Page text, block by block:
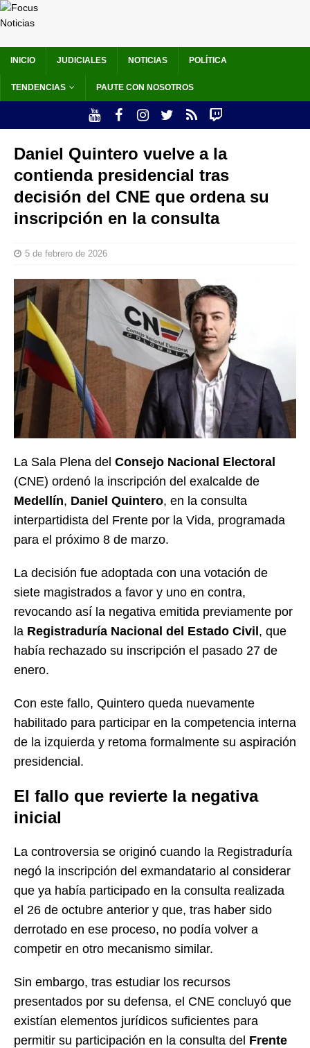
INICIO JUDICIALES NOTICIAS POLÍTICA
TENDENCIAS PAUTE CON NOSOTROS
Daniel Quintero vuelve a la
contienda presidencial tras
decisión del CNE que ordena su
inscripción en la consulta
5 de febrero de 2026
La Sala Plena del Consejo Nacional Electoral
(CNE) ordenó la inscripción del exalcalde de
Medellín, Daniel Quintero, en la consulta
interpartidista del Frente por la Vida, programada
para el próximo 8 de marzo.
La decisión fue adoptada con una votación de
siete magistrados a favor y uno en contra,
revocando así la negativa emitida previamente por
la Registraduría Nacional del Estado Civil, que
había rechazado su inscripción el pasado 27 de
enero.
Con este fallo, Quintero queda nuevamente
habilitado para participar en la competencia interna
de la izquierda y retoma formalmente su aspiración
presidencial.
El fallo que revierte la negativa
inicial
La controversia se originó cuando la Registraduría
negó la inscripción del exmandatario al considerar
que ya había participado en la consulta realizada
el 26 de octubre anterior y que, tras haber sido
derrotado en ese proceso, no podía volver a
competir en otro mecanismo similar.
Sin embargo, tras estudiar los recursos
presentados por su defensa, el CNE concluyó que
existían elementos jurídicos suficientes para
permitir su participación en la consulta del Frente